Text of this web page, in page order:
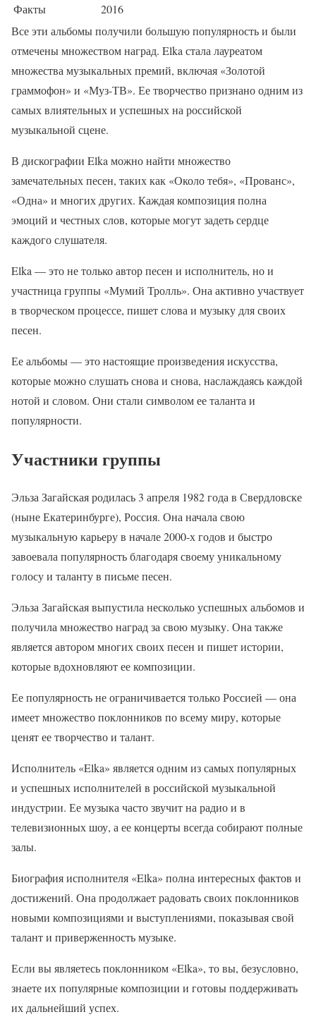
Факты
2016
Все эти альбомы получили большую популярность и были
отмечены множеством наград. Elka стала лауреатом
множества музыкальных премий, включая «Золотой
граммофон» и «Муз-ТВ». Ее творчество признано одним из
самых влиятельных и успешных на российской
музыкальной сцене.
В дискографии Elka можно найти множество
замечательных песен, таких как «Около тебя», «Прованс»,
«Одна» и многих других. Каждая композиция полна
эмоций и честных слов, которые могут задеть сердце
каждого слушателя.
Elka — это не только автор песен и исполнитель, но и
участница группы «Мумий Тролль». Она активно участвует
в творческом процессе, пишет слова и музыку для своих
песен.
Ее альбомы — это настоящие произведения искусства,
которые можно слушать снова и снова, наслаждаясь каждой
нотой и словом. Они стали символом ее таланта и
популярности.
Участники группы
Эльза Загайская родилась 3 апреля 1982 года в Свердловске
(ныне Екатеринбурге), Россия. Она начала свою
музыкальную карьеру в начале 2000-х годов и быстро
завоевала популярность благодаря своему уникальному
голосу и таланту в письме песен.
Эльза Загайская выпустила несколько успешных альбомов и
получила множество наград за свою музыку. Она также
является автором многих своих песен и пишет истории,
которые вдохновляют ее композиции.
Ее популярность не ограничивается только Россией — она
имеет множество поклонников по всему миру, которые
ценят ее творчество и талант.
Исполнитель «Elka» является одним из самых популярных
и успешных исполнителей в российской музыкальной
индустрии. Ее музыка часто звучит на радио и в
телевизионных шоу, а ее концерты всегда собирают полные
залы.
Биография исполнителя «Elka» полна интересных фактов и
достижений. Она продолжает радовать своих поклонников
новыми композициями и выступлениями, показывая свой
талант и приверженность музыке.
Если вы являетесь поклонником «Elka», то вы, безусловно,
знаете их популярные композиции и готовы поддерживать
их дальнейший успех.